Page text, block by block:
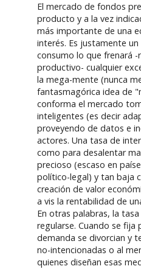
El mercado de fondos
producto y a la vez
más importante de una
interés. Es justamente
consumo lo que frenará
productivo- cualquier
la mega-mente (nunca
fantasmagórica idea de
conforma el mercado
inteligentes (es decir
proveyendo de datos e
actores. Una tasa de
como para desalentar
precioso (escaso en
político-legal) y tan baja
creación de valor
a vis la rentabilidad de
En otras palabras, la
regularse. Cuando se fija
demanda se divorcian y
no-intencionadas o al
quienes diseñan esas